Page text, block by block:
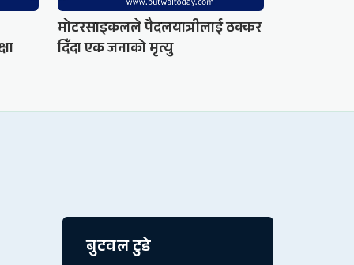
मोटरसाइकलले पैदलयात्रीलाई ठक्कर
दिँदा एक जनाको मृत्यु
बुटवल टुडे